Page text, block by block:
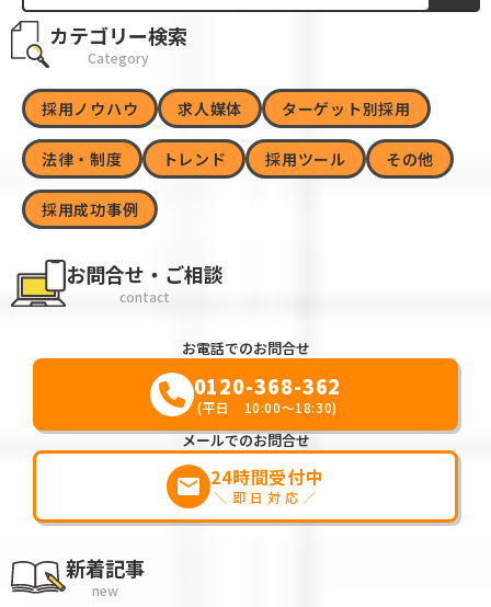
カテゴリー検索
Category
採用ノウハウ 求人媒体 ターゲット別採用
法律・制度 トレンド 採用ツール その他
採用成功事例
お問合せ・ご相談
contact
お電話でのお問合せ
0120-368-362
(平日 10:00～18:30)
メールでのお問合せ
markunread 24時間受付中
＼即日対応／
新着記事
new